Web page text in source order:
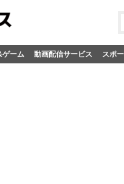
ゲーム 動画配信サービス スポ